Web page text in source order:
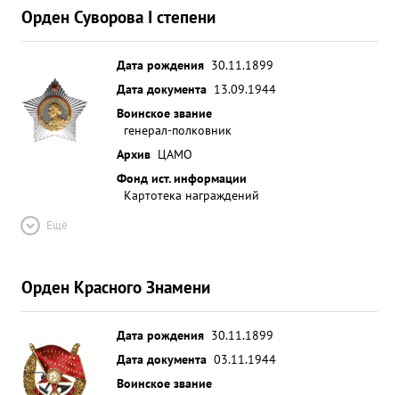
Орден Суворова I степени
Дата рождения 30.11.1899
Дата документа 13.09.1944
Воинское звание
генерал-полковник
Архив ЦАМО
Фонд ист. информации
Картотека награждений
Ещё
Орден Красного Знамени
Дата рождения 30.11.1899
Дата документа 03.11.1944
Воинское звание